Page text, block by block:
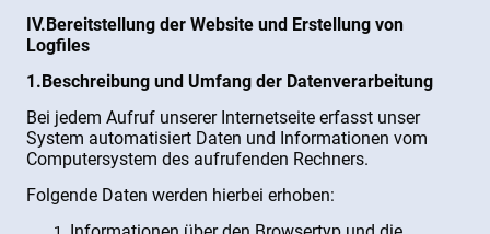
IV.Bereitstellung der Website und Erstellung von
Logfiles
1.Beschreibung und Umfang der Datenverarbeitung
Bei jedem Aufruf unserer Internetseite erfasst unser
System automatisiert Daten und Informationen vom
Computersystem des aufrufenden Rechners.
Folgende Daten werden hierbei erhoben: